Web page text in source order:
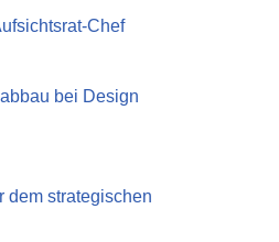
Chef
bei Design
dem strategischen